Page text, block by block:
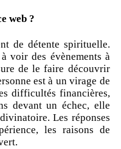
web ?
de détente spirituelle.
voir des évènements à
de le faire découvrir
est à un virage de
difficultés financières,
devant un échec, elle
Les réponses
les raisons de